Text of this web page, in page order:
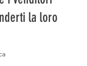
la loro